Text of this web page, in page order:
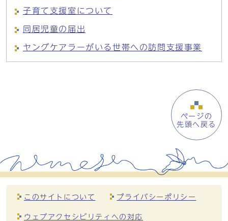
子育て支援室について
同居児童の届出
ヤングケアラーがいる世帯への訪問支援事業
ページの
先頭へ戻る
このサイトについて プライバシーポリシー
ウェブアクセシビリティへの対応